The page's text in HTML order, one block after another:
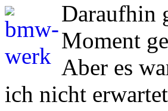
Daraufhin
Moment
Aber es
ich nicht